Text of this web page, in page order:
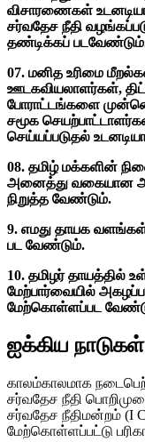
விசாரணைகள்
சர்வதேச நீதி
தண்டிக்கப்
07. மனித உரிமை
ஊடகவியலாளர்கள்,
போராட்டங்களை
சமூக
செய்யப்படுதல்
08. தமிழ் மக்களின்
அனைத்து வகையான
நிறுத்த வேண்டும்.
9. எமது தாயக வளங்கள்
பட வேண்டும்.
10. தமிழர் தாயத்தில்
மேற்பார்வையில்
மேற்கொள்ளப்பட
ஐக்கிய நாடுகள்
காலம்காலமாக
சர்வதேச நீதி
சர்வதேச நீதிமன்றம் (I
மேற்கொள்ளப்பட்டு